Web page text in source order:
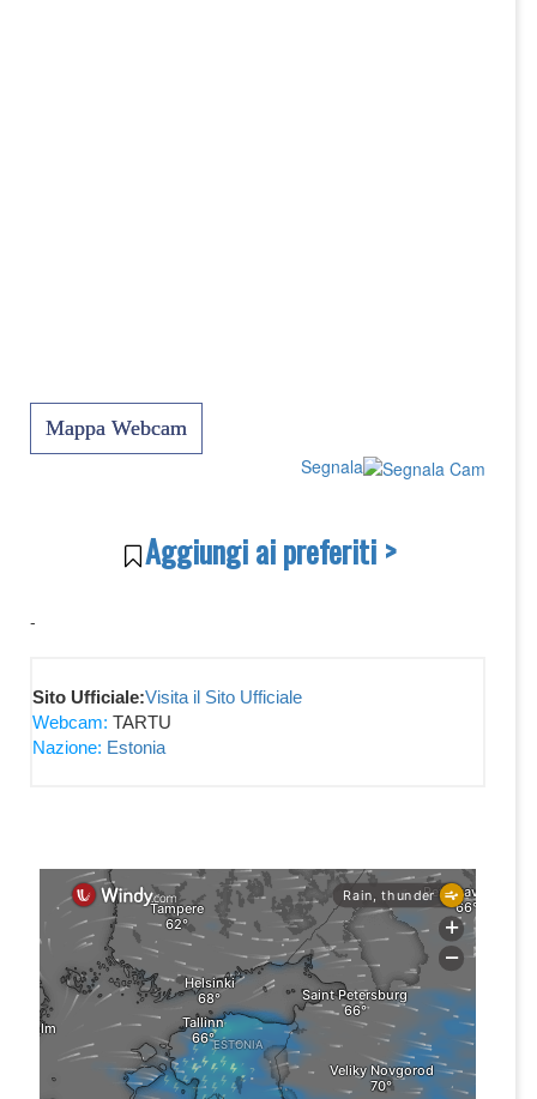
Mappa Webcam
Segnala
Aggiungi ai preferiti >
-
Sito Ufficiale:Visita il Sito Ufficiale
Webcam: TARTU
Nazione: Estonia